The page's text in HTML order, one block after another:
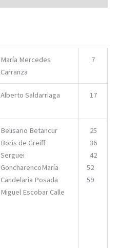
María Mercedes
Carranza
7
Alberto Saldarriaga 17
Belisario Betancur
Boris de Greiff
Serguei
GoncharencoMaría
Candelaria Posada
Miguel Escobar Calle
25
36
42
52
59